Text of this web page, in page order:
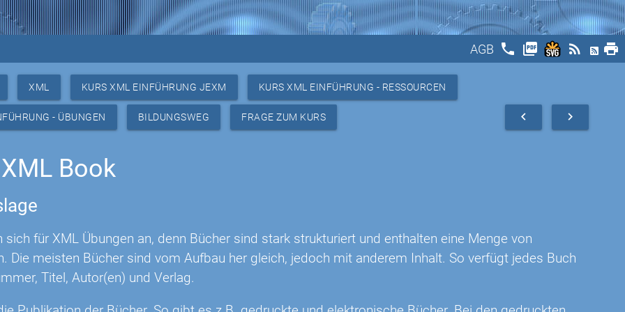
AGB phone picture_as_pdf rss_feed print
XML KURS XML EINFÜHRUNG JEXM KURS XML EINFÜHRUNG - RESSOURCEN
- ÜBUNGEN BILDUNGSWEG FRAGE ZUM KURS navigate_next
navigate_before
Book
sich für XML Übungen an, denn Bücher sind stark strukturiert und enthalten eine Menge von
Die meisten Bücher sind vom Aufbau her gleich, jedoch mit anderem Inhalt. So verfügt jedes Buch
Titel, Autor(en) und Verlag.